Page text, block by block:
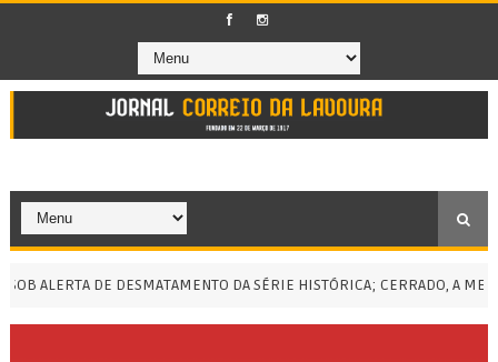
DE DESMATAMENTO DA SÉRIE HISTÓRICA; CERRADO, A MENOR